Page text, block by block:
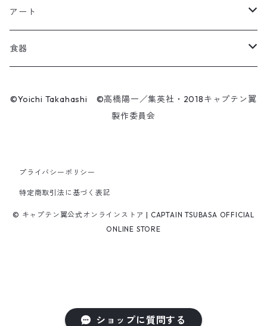
ショップに質問する
マスク
ビーニー / キャップ
シューズ / サンダル
肖俊光
飛翔
ファーラン・コンサワット
サークーン・コンサワット
フォームローラー
こけし
マスク
アート
エアーアクリル
食器
©Yoichi Takahashi ©高橋陽一／集英社・2018キャプテン翼
製作委員会
プライバシーポリシー
特定商取引法に基づく表記
© キャプテン翼公式オンラインストア | CAPTAIN TSUBASA OFFICIAL
ONLINE STORE